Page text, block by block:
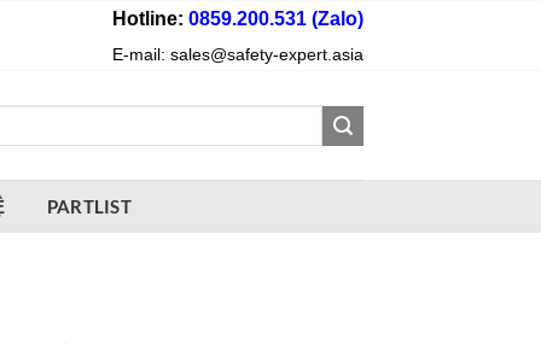
Hotline: 0859.200.531 (Zalo)
E-mail: sales@safety-expert.asia
PARTLIST